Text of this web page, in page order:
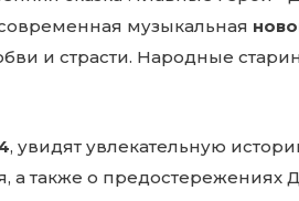
музыкальная
и страсти. Народные
, увидят увлекательную
а также о предостережениях